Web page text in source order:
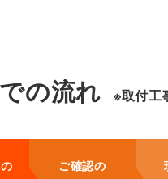
の流れ ※取付工
ご確認の